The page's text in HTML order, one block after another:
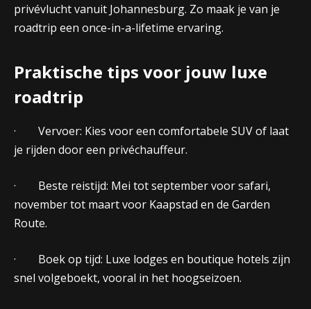
privévlucht vanuit Johannesburg. Zo maak je van je
roadtrip een once-in-a-lifetime ervaring.
Praktische tips voor jouw luxe
roadtrip
· Vervoer: Kies voor een comfortabele SUV of laat
je rijden door een privéchauffeur.
· Beste reistijd: Mei tot september voor safari,
november tot maart voor Kaapstad en de Garden
Route.
· Boek op tijd: Luxe lodges en boutique hotels zijn
snel volgeboekt, vooral in het hoogseizoen.